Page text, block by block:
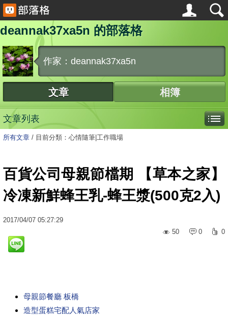
deannak37xa5n 的部落格
作家：deannak37xa5n
文章 相簿
文章列表
所有文章 / 目前分類：心情隨筆|工作職場
百貨公司母親節檔期 【草本之家】
冷凍新鮮蜂王乳-蜂王漿(500克2入)
2017/04/07 05:27:29
50
0 0
母親節餐廳 板橋
造型蛋糕宅配人氣店家